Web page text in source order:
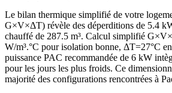
Le bilan thermique simplifié de votre
G×V×ΔT) révèle des déperditions de 5.4
chauffé de 287.5 m³. Calcul simplifié
W/m³.°C pour isolation bonne, ΔT=27°C
puissance PAC recommandée de 6 kW
pour les jours les plus froids. Ce
majorité des configurations rencontrées à